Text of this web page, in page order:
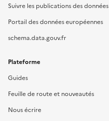
Suivre les publications des données
Portail des données européennes
schema.data.gouv.fr
Plateforme
Guides
Feuille de route et nouveautés
Nous écrire